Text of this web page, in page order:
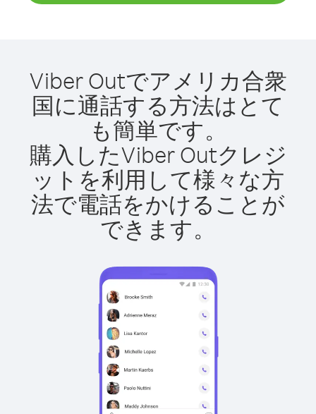
Viber Outでアメリカ合衆
国に通話する方法はとて
も簡単です。
購入したViber Outクレジ
ットを利用して様々な方
法で電話をかけることが
できます。